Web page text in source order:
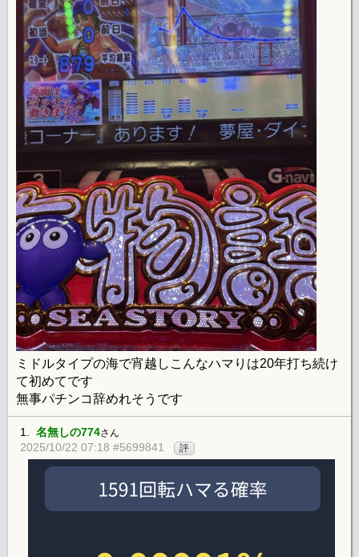
ミドルタイプの海で宵越しこんなハマりは20年打ち続け
て初めてです
無事パチンコ辞めれそうです
1. 名無しの774さん
2025/10/22 07:18 #5699841 評